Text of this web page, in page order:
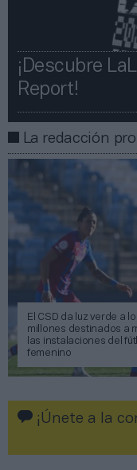
¡Descubre
Report!​​
La redacción
El CSD da luz verde a
millones destinados a
las instalaciones del
femenino
¡Únete a la